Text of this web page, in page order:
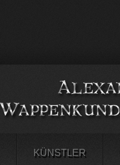
KÜNSTLER